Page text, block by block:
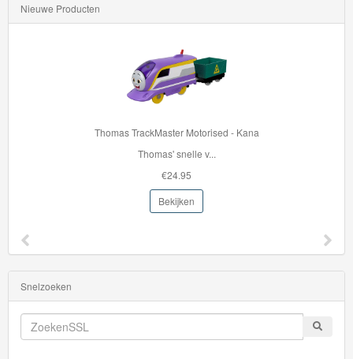
Thomas
Houten
Speelgoed
Thomas
Pre-
School
Nieuwe Producten
Thomas TrackMaster Motorised - Kana
Thomas' snelle v...
Bekijken
Snelzoeken